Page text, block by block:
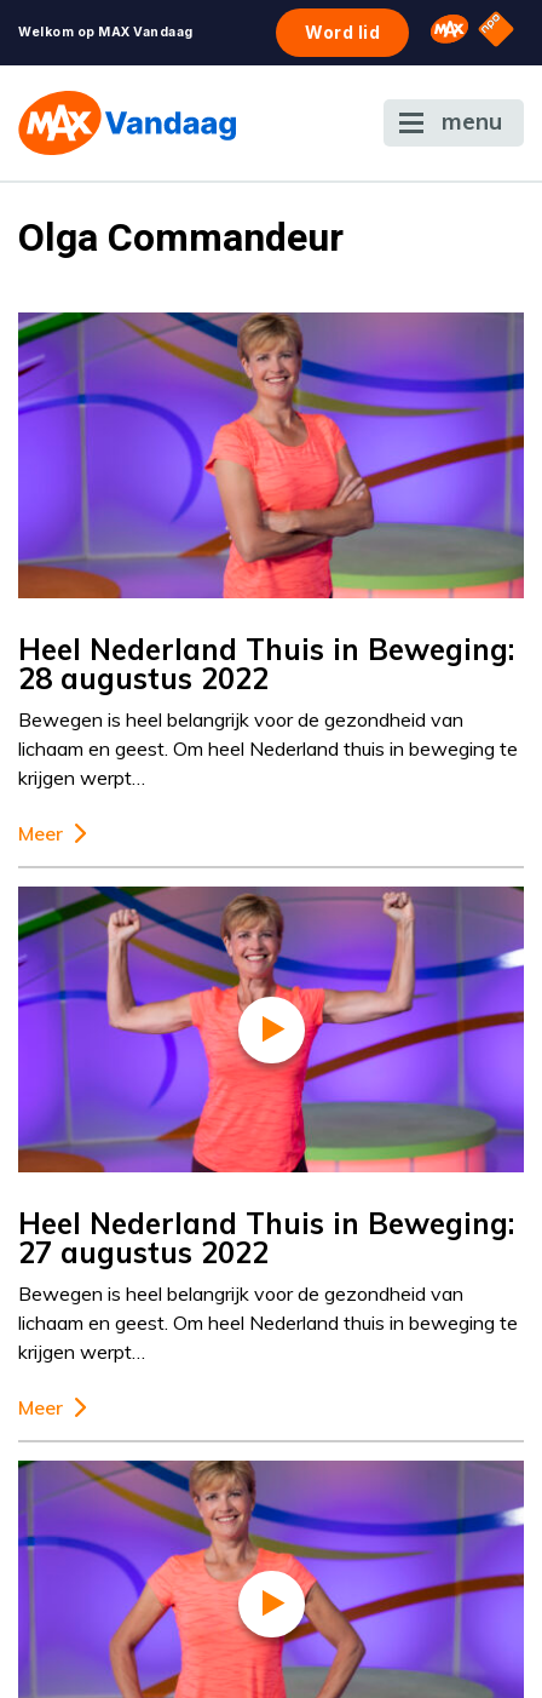
Welkom op MAX Vandaag Word lid Omroep
NPO
menu
Olga Commandeur
Heel Nederland Thuis in Beweging:
28 augustus 2022
Bewegen is heel belangrijk voor de gezondheid van
lichaam en geest. Om heel Nederland thuis in beweging te
krijgen werpt…
Meer
Heel Nederland Thuis in Beweging:
27 augustus 2022
Bewegen is heel belangrijk voor de gezondheid van
lichaam en geest. Om heel Nederland thuis in beweging te
krijgen werpt…
Meer